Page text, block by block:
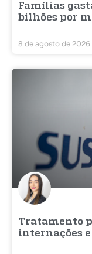
Famílias
bilhões por
8 de agosto de 2026
Tratamento
internações e